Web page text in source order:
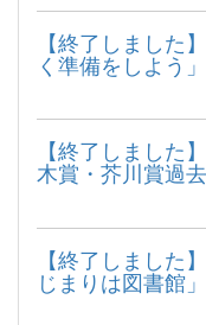
【終了しました
く準備をしよう
【終了しました
木賞・芥川賞過
【終了しました
じまりは図書館